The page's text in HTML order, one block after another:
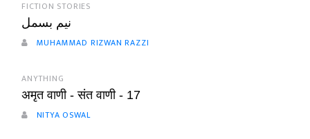
FICTION STORIES
نیم بسمل
MUHAMMAD RIZWAN RAZZI
ANYTHING
अमृत वाणी - संत वाणी - 17
NITYA OSWAL